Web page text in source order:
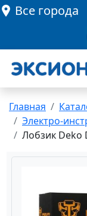
Все города
Главная
Электро-
Лобзик Deko